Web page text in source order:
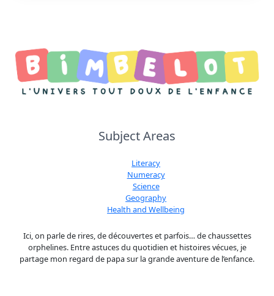
Subject Areas
Literacy
Numeracy
Science
Geography
Health and Wellbeing
Ici, on parle de rires, de découvertes et parfois… de chaussettes
orphelines. Entre astuces du quotidien et histoires vécues, je
partage mon regard de papa sur la grande aventure de l’enfance.